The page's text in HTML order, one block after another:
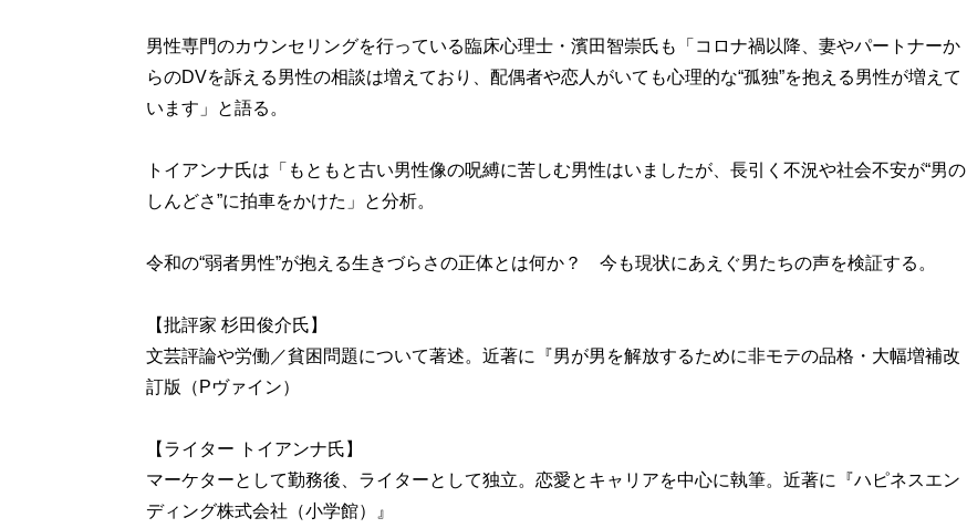
男性専門のカウンセリングを行っている臨床心理士・濱田智崇氏も「コロナ禍以降、妻やパートナーか
らのDVを訴える男性の相談は増えており、配偶者や恋人がいても心理的な“孤独”を抱える男性が増えて
います」と語る。
トイアンナ氏は「もともと古い男性像の呪縛に苦しむ男性はいましたが、長引く不況や社会不安が“男の
しんどさ”に拍車をかけた」と分析。
令和の“弱者男性”が抱える生きづらさの正体とは何か？ 今も現状にあえぐ男たちの声を検証する。
【批評家 杉田俊介氏】
文芸評論や労働／貧困問題について著述。近著に『男が男を解放するために非モテの品格・大幅増補改
訂版（Pヴァイン）
【ライター トイアンナ氏】
マーケターとして勤務後、ライターとして独立。恋愛とキャリアを中心に執筆。近著に『ハピネスエン
ディング株式会社（小学館）』